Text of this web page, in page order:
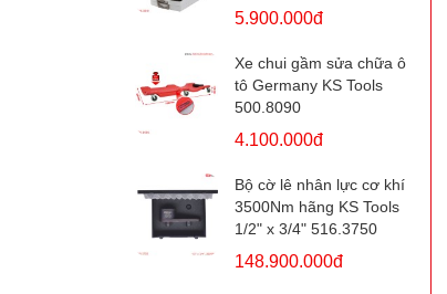
5.900.000đ
Xe chui gầm sửa chữa ô
tô Germany KS Tools
500.8090
4.100.000đ
Bộ cờ lê nhân lực cơ khí
3500Nm hãng KS Tools
1/2" x 3/4" 516.3750
148.900.000đ